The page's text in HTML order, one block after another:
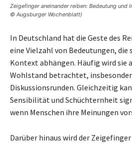
Zeigefinger aneinander reiben: Bedeutung und
© Augsburger Wochenblatt)
In Deutschland hat die Geste des
eine Vielzahl von Bedeutungen,
Kontext abhängen. Häufig wird sie
Wohlstand betrachtet,
Diskussionsrunden. Gleichzeitig
Sensibilität und Schüchternheit
wenn Menschen ihre Meinungen
Darüber hinaus wird der